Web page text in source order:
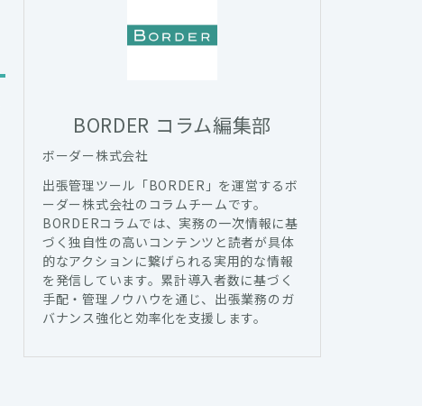
BORDER コラム編集部
ボーダー株式会社
出張管理ツール「BORDER」を運営するボ
ーダー株式会社のコラムチームです。
BORDERコラムでは、実務の一次情報に基
づく独自性の高いコンテンツと読者が具体
的なアクションに繋げられる実用的な情報
を発信しています。累計導入者数に基づく
手配・管理ノウハウを通じ、出張業務のガ
バナンス強化と効率化を支援します。